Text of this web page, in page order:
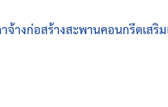
จ้างก่อสร้างสะพานคอนกรีตเ